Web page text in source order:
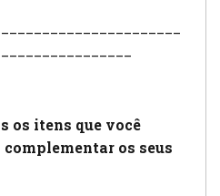
os itens que você
os seus